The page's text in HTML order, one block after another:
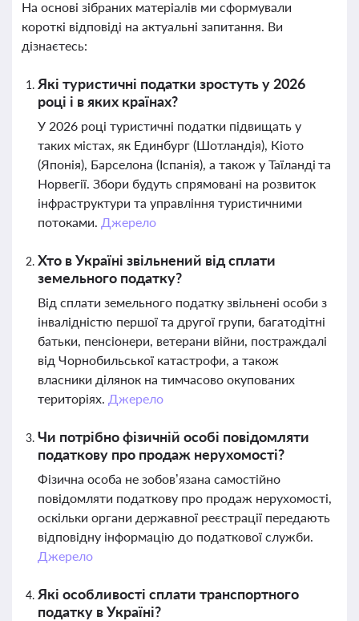
На основі зібраних матеріалів ми сформували
короткі відповіді на актуальні запитання. Ви
дізнаєтесь:
Які туристичні податки зростуть у 2026
році і в яких країнах?
У 2026 році туристичні податки підвищать у
таких містах, як Единбург (Шотландія), Кіото
(Японія), Барселона (Іспанія), а також у Таїланді та
Норвегії. Збори будуть спрямовані на розвиток
інфраструктури та управління туристичними
потоками. Джерело
Хто в Україні звільнений від сплати
земельного податку?
Від сплати земельного податку звільнені особи з
інвалідністю першої та другої групи, багатодітні
батьки, пенсіонери, ветерани війни, постраждалі
від Чорнобильської катастрофи, а також
власники ділянок на тимчасово окупованих
територіях. Джерело
Чи потрібно фізичній особі повідомляти
податкову про продаж нерухомості?
Фізична особа не зобов’язана самостійно
повідомляти податкову про продаж нерухомості,
оскільки органи державної реєстрації передають
відповідну інформацію до податкової служби.
Джерело
Які особливості сплати транспортного
податку в Україні?